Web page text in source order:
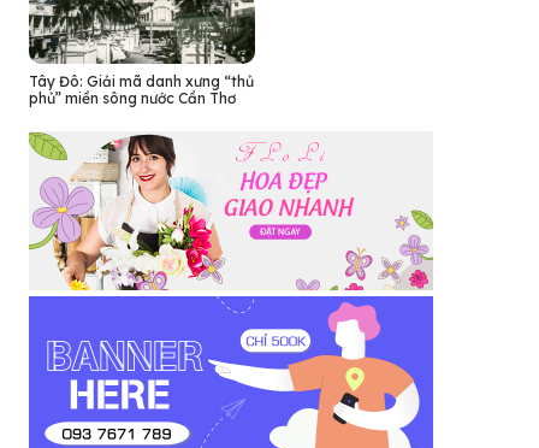
Tây Đô: Giải mã danh xưng “thủ
phủ” miền sông nước Cần Thơ